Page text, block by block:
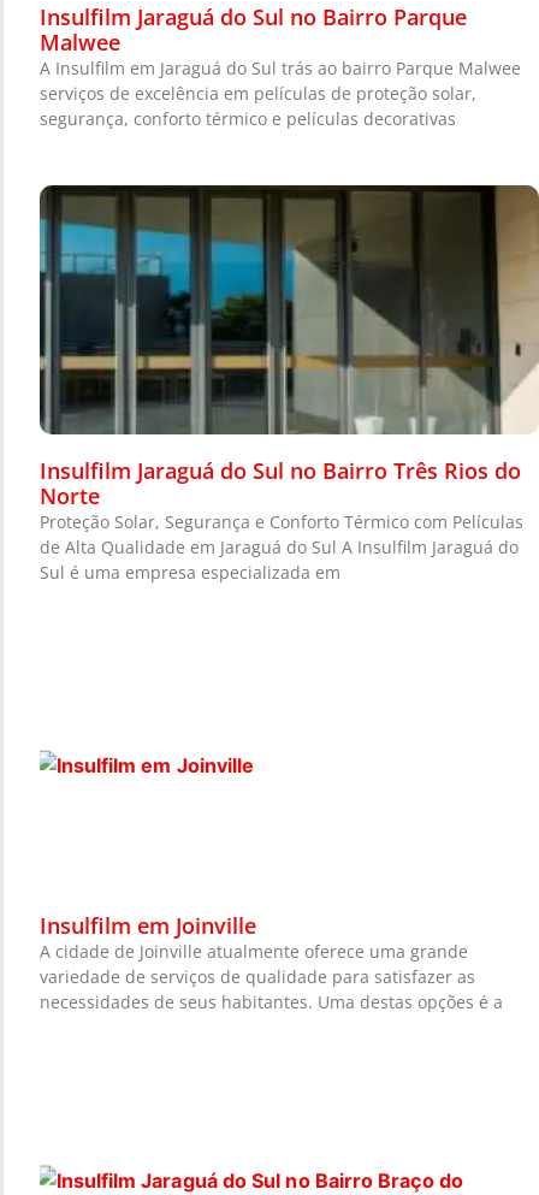
Insulfilm Jaraguá do Sul no Bairro Parque
Malwee
A Insulfilm em Jaraguá do Sul trás ao bairro Parque Malwee
serviços de excelência em películas de proteção solar,
segurança, conforto térmico e películas decorativas
Insulfilm Jaraguá do Sul no Bairro Três Rios do
Norte
Proteção Solar, Segurança e Conforto Térmico com Películas
de Alta Qualidade em Jaraguá do Sul A Insulfilm Jaraguá do
Sul é uma empresa especializada em
Insulfilm em Joinville
A cidade de Joinville atualmente oferece uma grande
variedade de serviços de qualidade para satisfazer as
necessidades de seus habitantes. Uma destas opções é a